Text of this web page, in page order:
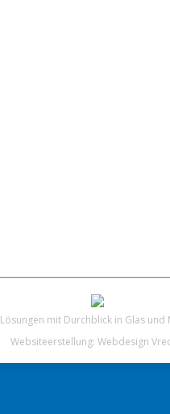
Lösungen mit Durchblick in Glas und
Websiteerstellung: Webdesign